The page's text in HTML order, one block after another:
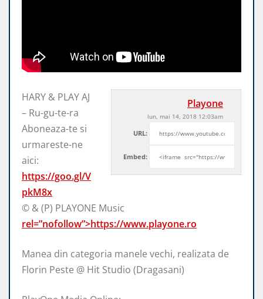
Playone
lun, mai 14, 2018 12:03am
URL:
Embed:
HARY & PLAY AJ
– Ru-gu-te-ra
Aboneaza-te si
urmareste-ne
aici:
https://goo.gl/V
pkM8x
© & (P) PLAYONE Music
rel=”nofollow”>https://www.playone.ro
Manea din categoria manele vechi, realizata de
Florin Peste @ Hit Studio (Dragasani)